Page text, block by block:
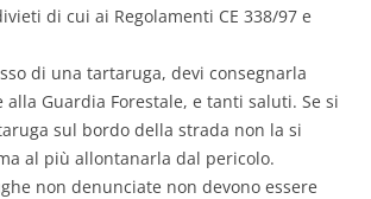
di cui ai Regolamenti CE 338/97 e
di una tartaruga, devi consegnarla
Guardia Forestale, e tanti saluti. Se si
sul bordo della strada non la si
al più allontanarla dal pericolo.
non denunciate non devono essere